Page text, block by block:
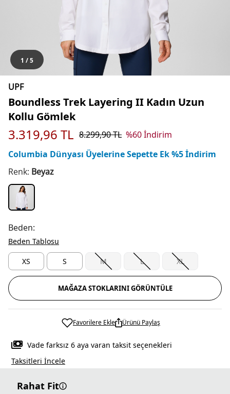
1 /5
UPF
Boundless Trek Layering II Kadın Uzun
Kollu Gömlek
3.319,96 TL 8.299,90TL %60İndirim
Columbia Dünyası Üyelerine Sepette Ek %5 İndirim
Renk: Beyaz
Beden:
Beden Tablosu
XS S M L XL
MAĞAZA STOKLARINI GÖRÜNTÜLE
Favorilere Ekle Ürünü Paylaş
Vade farksız 6 aya varan taksit seçenekleri
Taksitleri İncele
Rahat Fit